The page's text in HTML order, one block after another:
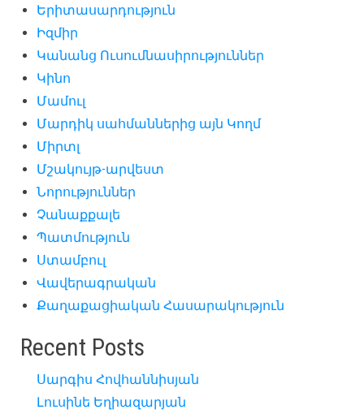
Երիտասարդություն
Իզմիր
Կանանց Ուսումնասիրություններ
Կինո
Մամուլ
Մարդիկ սահմաններից այն Կողմ
Միրտլ
Մշակույթ-արվեստ
Նորություններ
Չանաքքալե
Պատմություն
Ստամբուլ
Վավերագրական
Քաղաքացիական Հասարակություն
Recent Posts
Սարգիս Հովհաննիսյան
Լուսինե Եղիազարյան